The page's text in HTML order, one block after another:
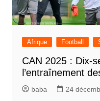
Afrique Football
CAN 2025 : Dix-
l’entraînement
baba 24